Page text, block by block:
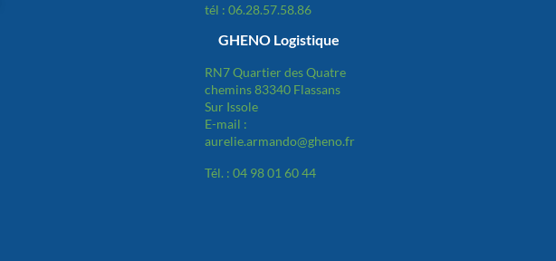
tél : 06.28.57.58.86
GHENO Logistique
RN7 Quartier des Quatre
chemins 83340 Flassans
Sur Issole
E-mail :
aurelie.armando@gheno.fr
Tél. : 04 98 01 60 44